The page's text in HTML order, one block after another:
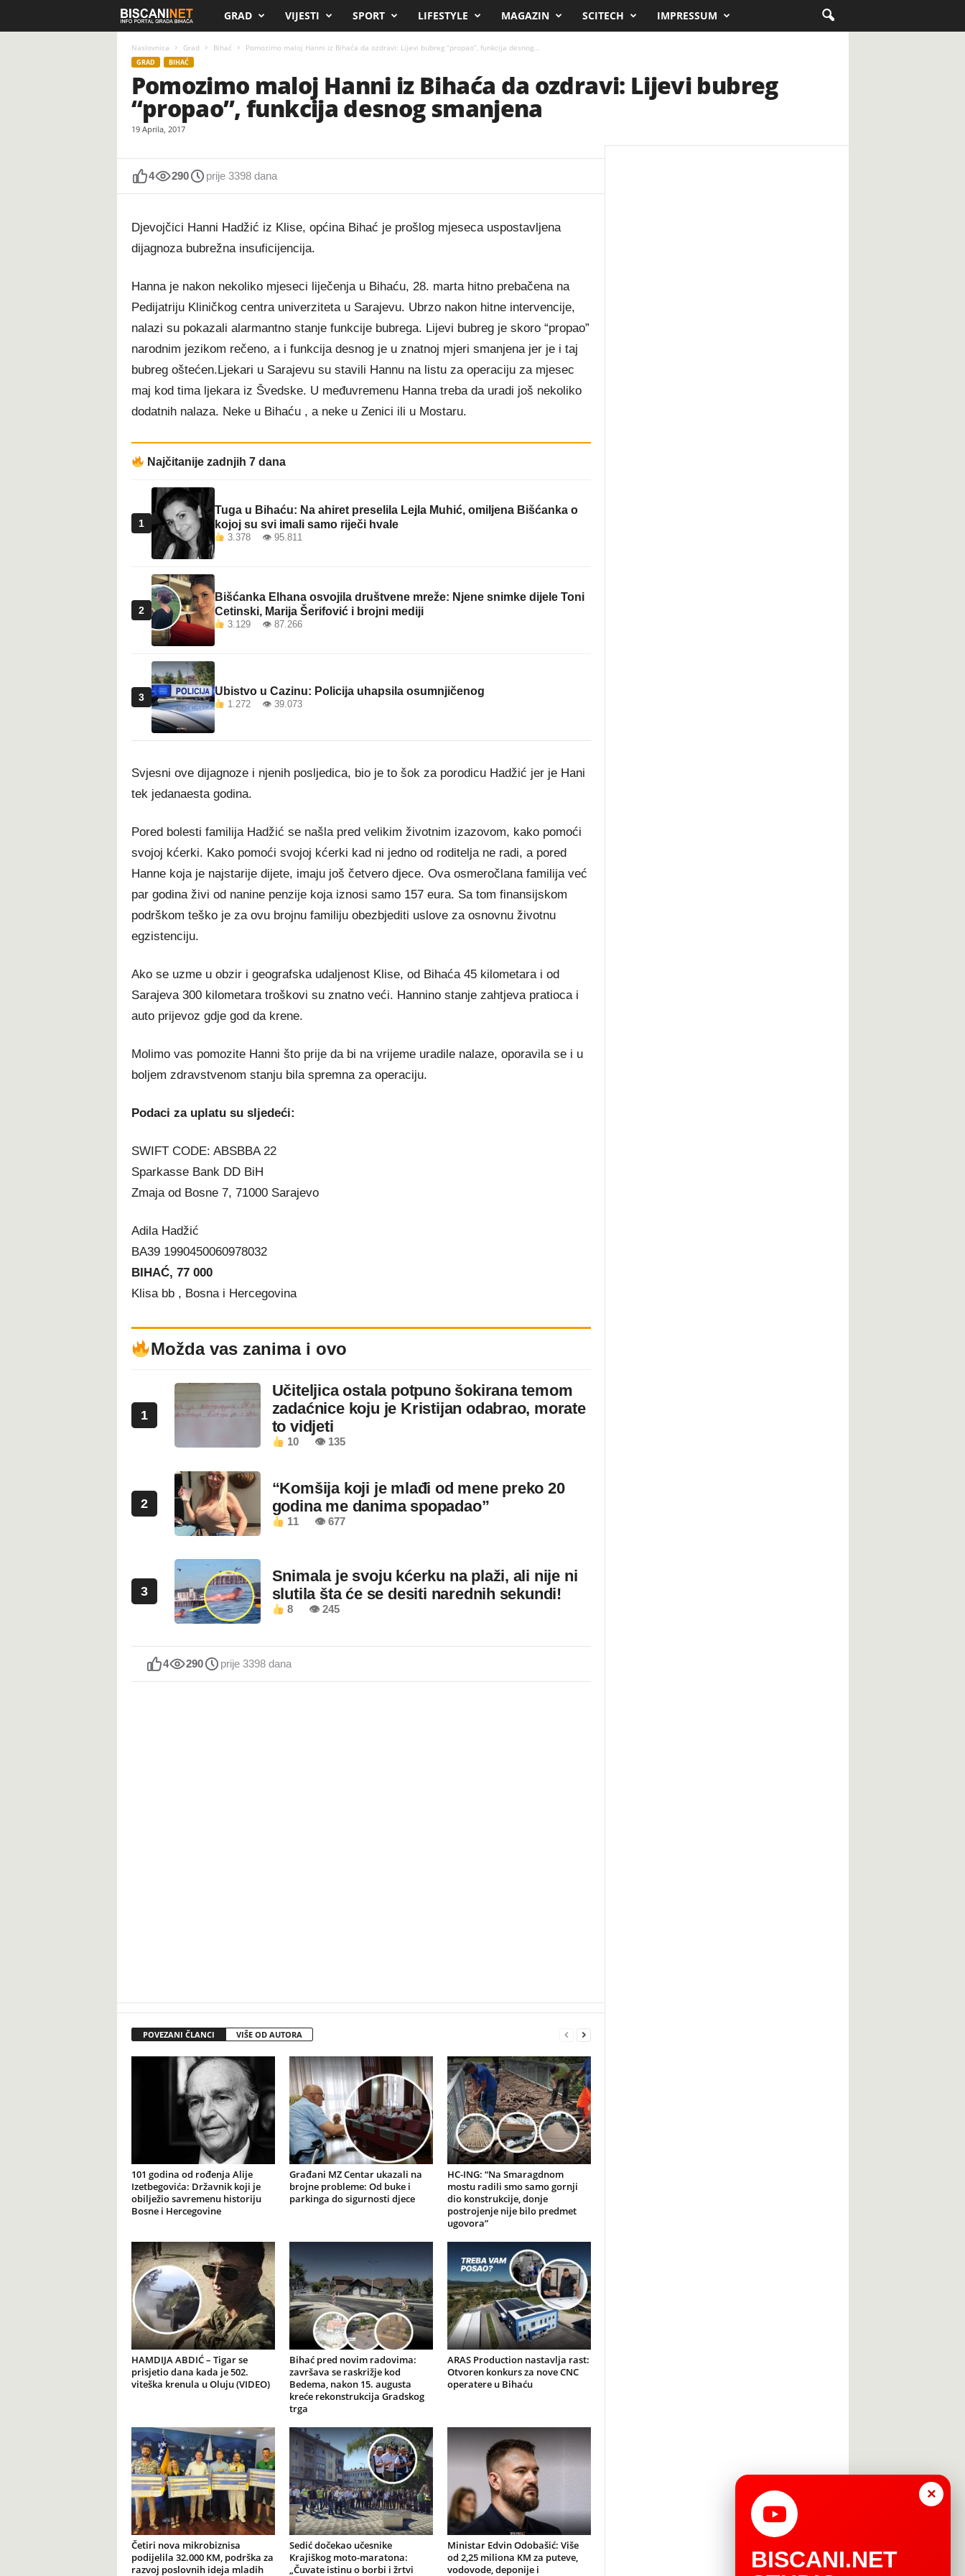
i
s
c
n
e
t
GRAD VIJESTI SPORT LIFESTYLE MAGAZIN SCITECH IMPRESSUM
Naslovnica Grad Bihać Pomozimo maloj Hanni iz Bihaća da ozdravi: Lijevi bubreg “propao”, funkcija desnog...
GRAD BIHAĆ
Pomozimo maloj Hanni iz Bihaća da ozdravi: Lijevi bubreg
“propao”, funkcija desnog smanjena
19 Aprila, 2017
4 290 prije 3398 dana
Djevojčici Hanni Hadžić iz Klise, općina Bihać je prošlog mjeseca uspostavljena
dijagnoza bubrežna insuficijencija.
Hanna je nakon nekoliko mjeseci liječenja u Bihaću, 28. marta hitno prebačena na
Pedijatriju Kliničkog centra univerziteta u Sarajevu. Ubrzo nakon hitne intervencije,
nalazi su pokazali alarmantno stanje funkcije bubrega. Lijevi bubreg je skoro “propao”
narodnim jezikom rečeno, a i funkcija desnog je u znatnoj mjeri smanjena jer je i taj
bubreg oštećen.Ljekari u Sarajevu su stavili Hannu na listu za operaciju za mjesec
maj kod tima ljekara iz Švedske. U međuvremenu Hanna treba da uradi još nekoliko
dodatnih nalaza. Neke u Bihaću , a neke u Zenici ili u Mostaru.
Najčitanije zadnjih 7 dana
1
Tuga u Bihaću: Na ahiret preselila Lejla Muhić, omiljena Bišćanka o
kojoj su svi imali samo riječi hvale
3.378 👁 95.811
2
Bišćanka Elhana osvojila društvene mreže: Njene snimke dijele Toni
Cetinski, Marija Šerifović i brojni mediji
3.129 👁 87.266
3 Ubistvo u Cazinu: Policija uhapsila osumnjičenog
1.272 👁 39.073
Svjesni ove dijagnoze i njenih posljedica, bio je to šok za porodicu Hadžić jer je Hani
tek jedanaesta godina.
Pored bolesti familija Hadžić se našla pred velikim životnim izazovom, kako pomoći
svojoj kćerki. Kako pomoći svojoj kćerki kad ni jedno od roditelja ne radi, a pored
Hanne koja je najstarije dijete, imaju još četvero djece. Ova osmeročlana familija već
par godina živi od nanine penzije koja iznosi samo 157 eura. Sa tom finansijskom
podrškom teško je za ovu brojnu familiju obezbjediti uslove za osnovnu životnu
egzistenciju.
Ako se uzme u obzir i geografska udaljenost Klise, od Bihaća 45 kilometara i od
Sarajeva 300 kilometara troškovi su znatno veći. Hannino stanje zahtjeva pratioca i
auto prijevoz gdje god da krene.
Molimo vas pomozite Hanni što prije da bi na vrijeme uradile nalaze, oporavila se i u
boljem zdravstvenom stanju bila spremna za operaciju.
Podaci za uplatu su sljedeći:
SWIFT CODE: ABSBBA 22
Sparkasse Bank DD BiH
Zmaja od Bosne 7, 71000 Sarajevo
Adila Hadžić
BA39 1990450060978032
BIHAĆ, 77 000
Klisa bb , Bosna i Hercegovina
Možda vas zanima i ovo
1
Učiteljica ostala potpuno šokirana temom
zadaćnice koju je Kristijan odabrao, morate
to vidjeti
10 👁 135
2
“Komšija koji je mlađi od mene preko 20
godina me danima spopadao”
11 👁 677
3
Snimala je svoju kćerku na plaži, ali nije ni
slutila šta će se desiti narednih sekundi!
8 👁 245
4 290 prije 3398 dana
POVEZANI ČLANCI VIŠE OD AUTORA
101 godina od rođenja Alije
Izetbegovića: Državnik koji je
obilježio savremenu historiju
Bosne i Hercegovine
Građani MZ Centar ukazali na
brojne probleme: Od buke i
parkinga do sigurnosti djece
HC-ING: “Na Smaragdnom
mostu radili smo samo gornji
dio konstrukcije, donje
postrojenje nije bilo predmet
ugovora”
HAMDIJA ABDIĆ – Tigar se
prisjetio dana kada je 502.
viteška krenula u Oluju (VIDEO)
Bihać pred novim radovima:
završava se raskrižje kod
Bedema, nakon 15. augusta
kreće rekonstrukcija Gradskog
trga
ARAS Production nastavlja rast:
Otvoren konkurs za nove CNC
operatere u Bihaću
Četiri nova mikrobiznisa
podijelila 32.000 KM, podrška za
razvoj poslovnih ideja mladih
Sedić dočekao učesnike
Krajiškog moto-maratona:
„Čuvate istinu o borbi i žrtvi
Ministar Edvin Odobašić: Više
od 2,25 miliona KM za puteve,
vodovode, deponije i
×
BISCANI.NET